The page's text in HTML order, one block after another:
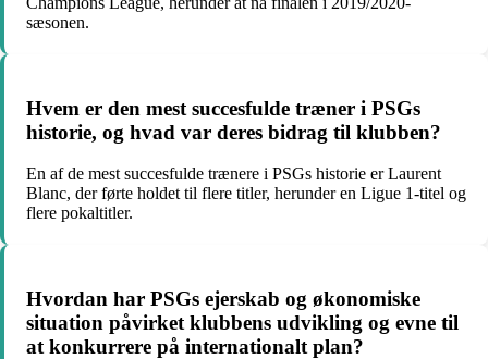
sæsonen.
Hvem er den mest succesfulde træner i PSGs
historie, og hvad var deres bidrag til klubben?
En af de mest succesfulde trænere i PSGs historie er Laurent
Blanc, der førte holdet til flere titler, herunder en Ligue 1-titel og
flere pokaltitler.
Hvordan har PSGs ejerskab og økonomiske
situation påvirket klubbens udvikling og evne til
at konkurrere på internationalt plan?